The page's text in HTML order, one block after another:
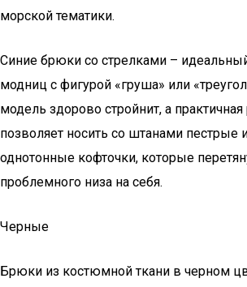
морской тематики.
Синие брюки со стрелками –
модниц с фигурой «груша» или
модель здорово стройнит, а практичная
позволяет носить со штанами пестрые
однотонные кофточки, которые
проблемного низа на себя.
Черные
Брюки из костюмной ткани в черном